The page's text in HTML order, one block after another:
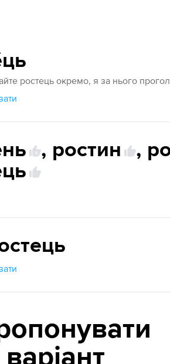
ростець окремо, я за нього
1 , ростин ,
варіант